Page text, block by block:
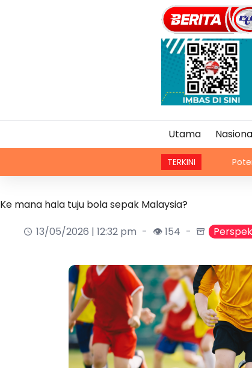
Utama
TERKINI
Potensi Ultra 5G
Ke mana hala tuju bola sepak Malaysia?
13/05/2026 | 12:32 pm
👁 154